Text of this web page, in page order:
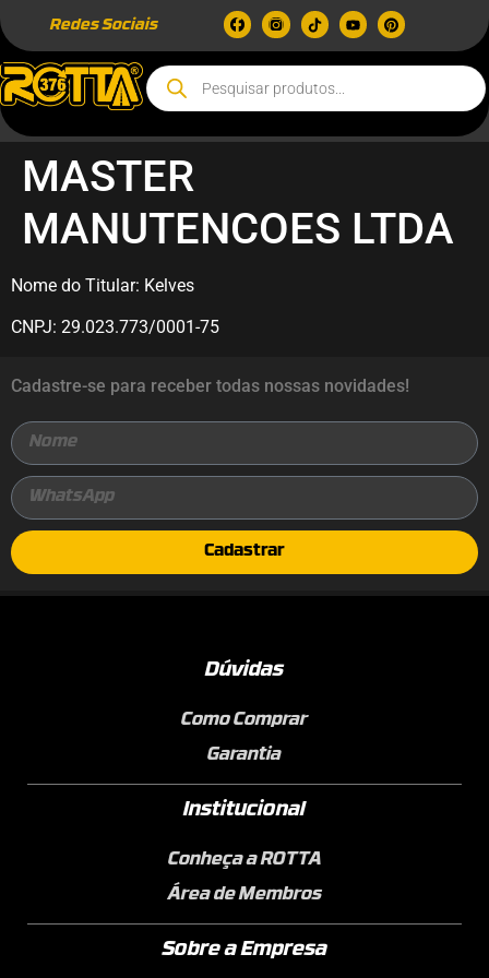
Redes Sociais
MASTER
MANUTENCOES LTDA
Nome do Titular: Kelves
CNPJ: 29.023.773/0001-75
Cadastre-se para receber todas nossas novidades!
Cadastrar
Dúvidas
Como Comprar
Garantia
Institucional
Conheça a ROTTA
Área de Membros
Sobre a Empresa